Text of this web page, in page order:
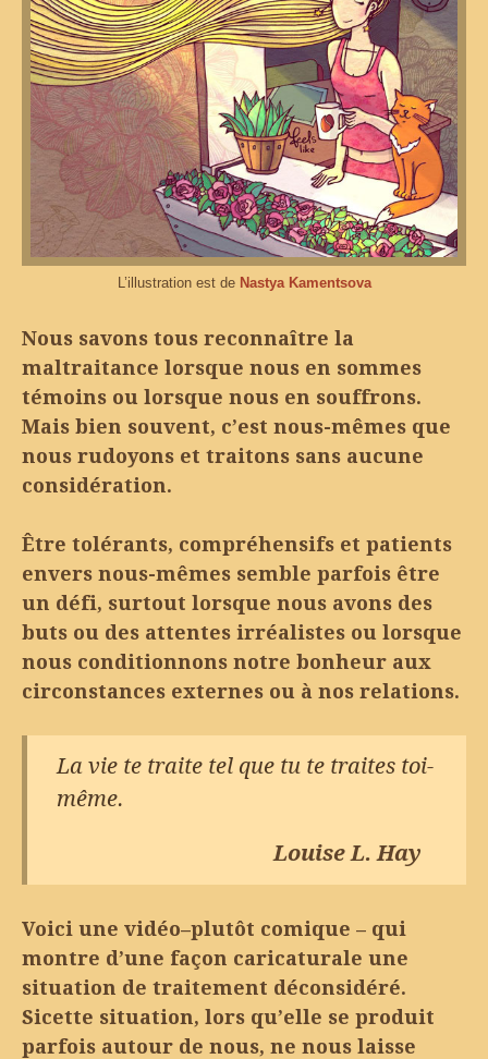
L’illustration est de Nastya Kamentsova
Nous savons tous reconnaître la
maltraitance lorsque nous en sommes
témoins ou lorsque nous en souffrons.
Mais bien souvent, c’est nous-mêmes que
nous rudoyons et traitons sans aucune
considération.
Être tolérants, compréhensifs et patients
envers nous-mêmes semble parfois être
un défi, surtout lorsque nous avons des
buts ou des attentes irréalistes ou lorsque
nous conditionnons notre bonheur aux
circonstances externes ou à nos relations.
La vie te traite tel que tu te traites toi-
même.
Louise L. Hay
Voici une vidéo–plutôt comique – qui
montre d’une façon caricaturale une
situation de traitement déconsidéré.
Sicette situation, lors qu’elle se produit
parfois autour de nous, ne nous laisse